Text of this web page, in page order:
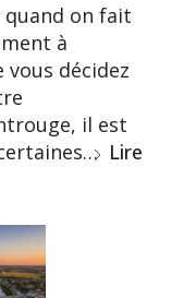
quand on fait
à
décidez
il est
Lire